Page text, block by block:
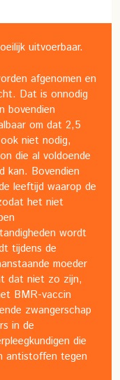
uitvoerbaar.
afgenomen en
Dat is onnodig
bovendien
om dat 2,5
niet nodig,
die al voldoende
kan. Bovendien
leeftijd waarop de
het niet
wordt
tijdens de
moeder
dat niet zo zijn,
BMR-vaccin
zwangerschap
in de
die
antistoffen tegen